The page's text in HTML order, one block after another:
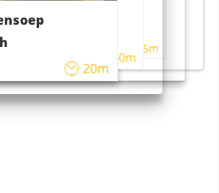
45m
20m
rijstsalade
40m
4 55m